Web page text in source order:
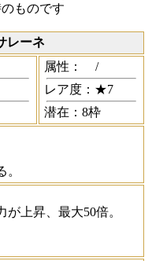
ものです
レーネ
属性：
/
レア度：★7
潜在：8枠
上昇、最大50倍。